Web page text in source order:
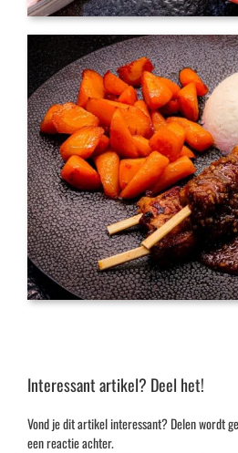
Interessant artikel? Deel het!
Vond je dit artikel interessant? Delen wordt
een reactie achter.